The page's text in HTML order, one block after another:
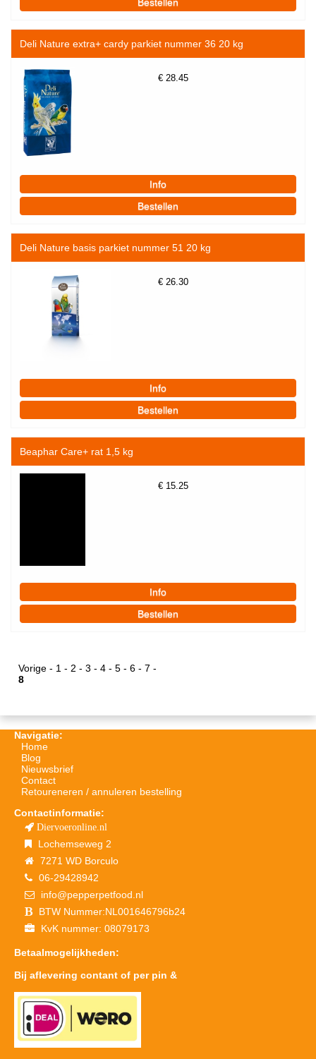
Deli Nature extra+ cardy parkiet nummer 36 20 kg
€ 28.45
Deli Nature basis parkiet nummer 51 20 kg
€ 26.30
Beaphar Care+ rat 1,5 kg
€ 15.25
Vorige - 1 - 2 - 3 - 4 - 5 - 6 - 7 -
8
Navigatie:
Home
Blog
Nieuwsbrief
Contact
Retoureneren / annuleren bestelling
Contactinformatie:
Diervoeronline.nl
Lochemseweg 2
7271 WD Borculo
06-29428942
info@pepperpetfood.nl
BTW Nummer:NL001646796b24
KvK nummer: 08079173
Betaalmogelijkheden:
Bij aflevering contant of per pin &